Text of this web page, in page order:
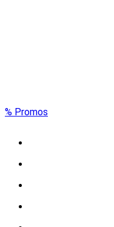
% Promos